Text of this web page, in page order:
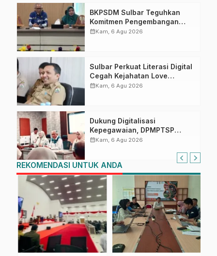
BKPSDM Sulbar Teguhkan
Komitmen Pengembangan
Kompetensi ASN melalui
calendar_monthKam, 6 Agu 2026
Sulbar Perkuat Literasi Digital
Cegah Kejahatan Love
Scamming
calendar_monthKam, 6 Agu 2026
Dukung Digitalisasi
Kepegawaian, DPMPTSP
Sulbar Siap Terapkan Aplikasi
calendar_monthKam, 6 Agu 2026
REKOMENDASI UNTUK ANDA